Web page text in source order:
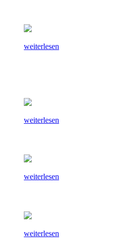
weiterlesen
weiterlesen
weiterlesen
weiterlesen